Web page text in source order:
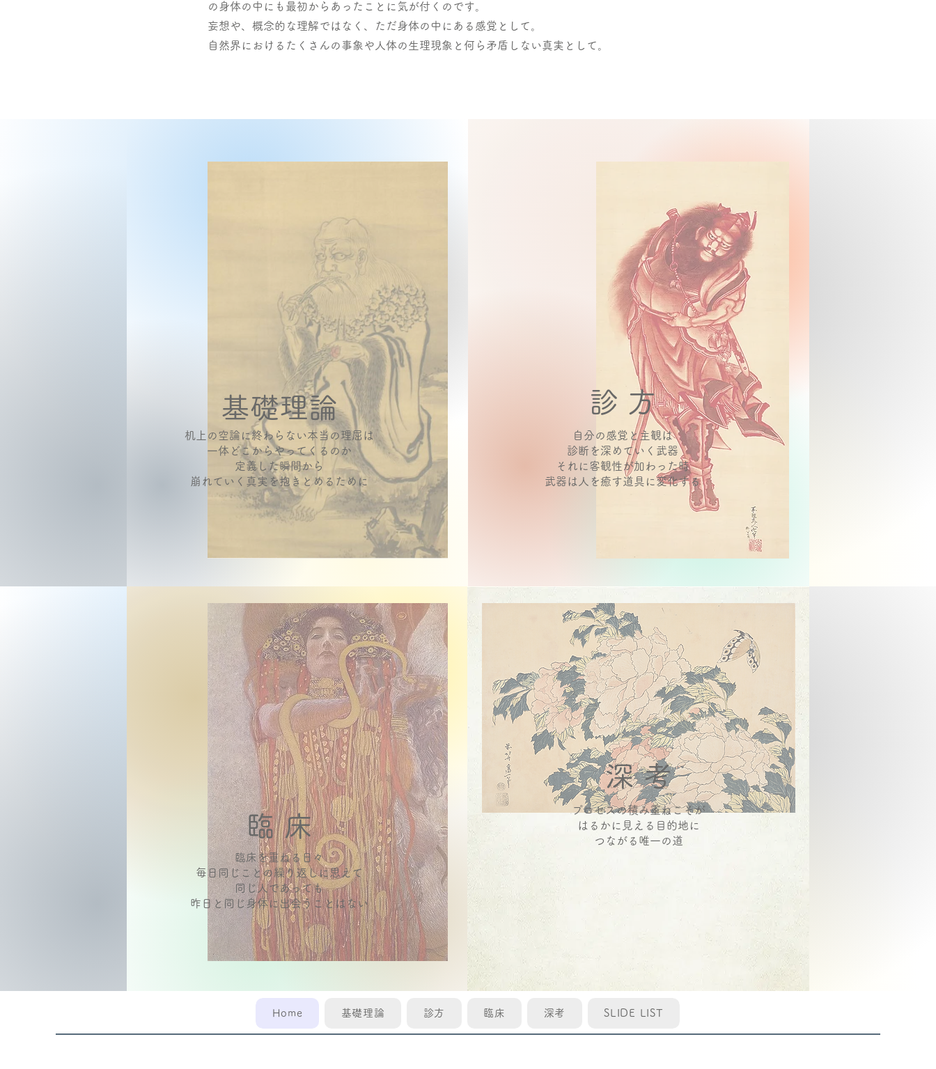
の身体の中にも最初からあったことに気が付くのです。
妄想や、概念的な理解ではなく、ただ身体の中にある感覚として。
自然界におけるたくさんの事象や人体の生理現象と何ら矛盾しない真実として。
基礎理論
机上の空論に終わらない本当の理屈は
一体どこからやってくるのか
定義した瞬間から
崩れていく真実を抱きとめるために
診 方
自分の感覚と主観は
診断を深めていく武器
それに客観性が加わった時
武器は人を癒す道具に変化する
​臨 床
臨床を重ねる日々
毎日同じことの繰り返しに思えて
同じ人であっても
昨日と同じ身体に出会うことはない
深 考
プロセスの積み重ねこそが
はるかに見える目的地に
つながる唯一の道
Home 基礎理論 診方 臨床 深考 SLIDE LIST